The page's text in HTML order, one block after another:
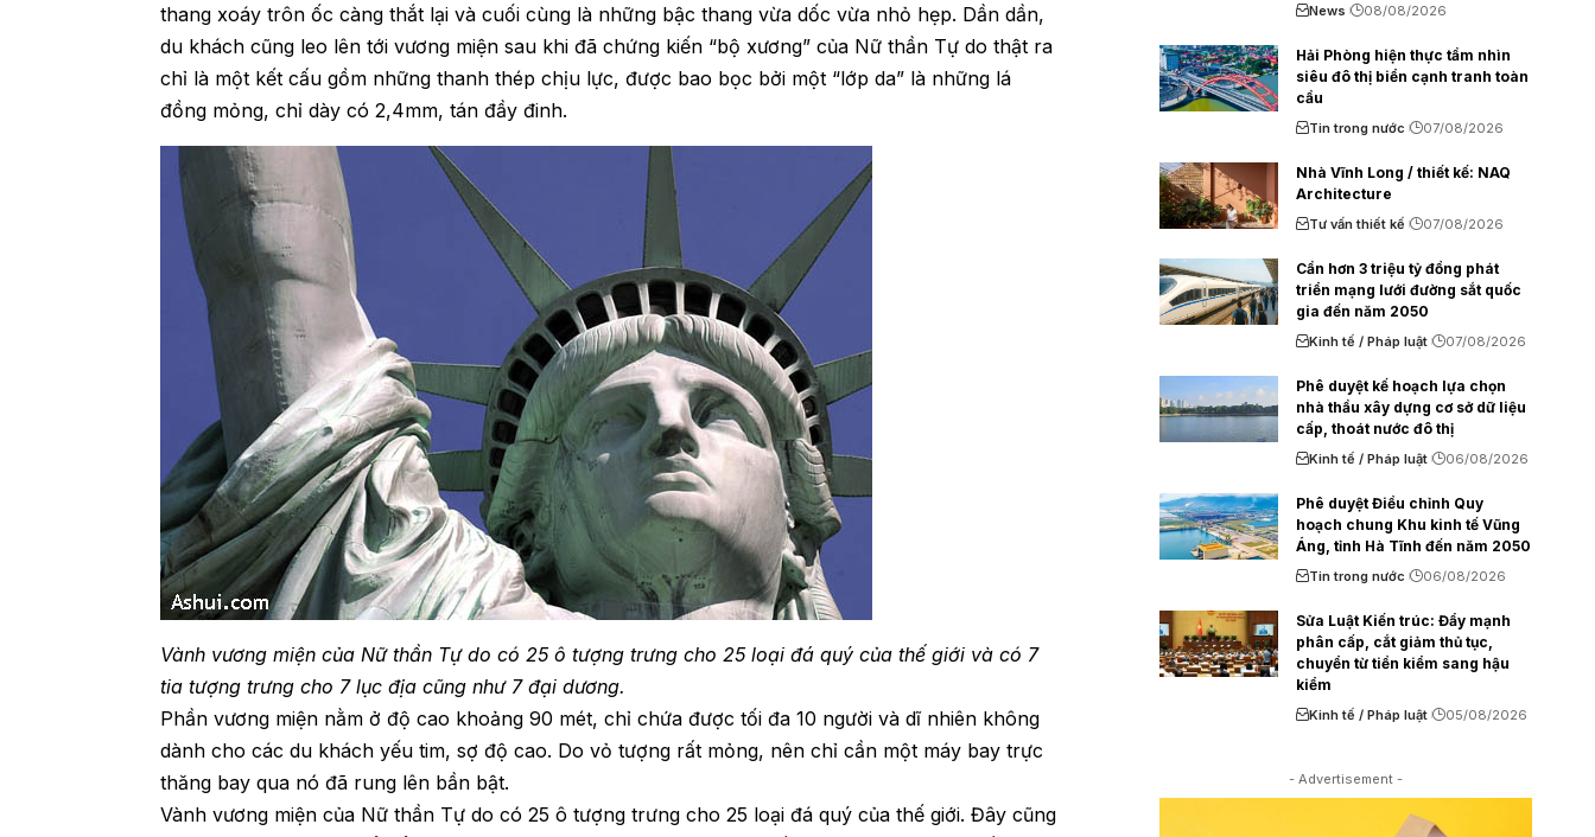
thang xoáy trôn ốc càng thắt lại và cuối cùng là những bậc thang vừa dốc vừa nhỏ hẹp. Dần dần,
du khách cũng leo lên tới vương miện sau khi đã chứng kiến “bộ xương” của Nữ thần Tự do thật ra
chỉ là một kết cấu gồm những thanh thép chịu lực, được bao bọc bởi một “lớp da” là những lá
đồng mỏng, chỉ dày có 2,4mm, tán đầy đinh.
Vành vương miện của Nữ thần Tự do có 25 ô tượng trưng cho 25 loại đá quý của thế giới và có 7
tia tượng trưng cho 7 lục địa cũng như 7 đại dương.
Phần vương miện nằm ở độ cao khoảng 90 mét, chỉ chứa được tối đa 10 người và dĩ nhiên không
dành cho các du khách yếu tim, sợ độ cao. Do vỏ tượng rất mỏng, nên chỉ cần một máy bay trực
thăng bay qua nó đã rung lên bần bật.
Vành vương miện của Nữ thần Tự do có 25 ô tượng trưng cho 25 loại đá quý của thế giới. Đây cũng
News 08/08/2026
Hải Phòng hiện thực tầm nhìn
siêu đô thị biển cạnh tranh toàn
cầu
Tin trong nước 07/08/2026
Nhà Vĩnh Long / thiết kế: NAQ
Architecture
Tư vấn thiết kế 07/08/2026
Cần hơn 3 triệu tỷ đồng phát
triển mạng lưới đường sắt quốc
gia đến năm 2050
Kinh tế / Pháp luật 07/08/2026
Phê duyệt kế hoạch lựa chọn
nhà thầu xây dựng cơ sở dữ liệu
cấp, thoát nước đô thị
Kinh tế / Pháp luật 06/08/2026
Phê duyệt Điều chỉnh Quy
hoạch chung Khu kinh tế Vũng
Áng, tỉnh Hà Tĩnh đến năm 2050
Tin trong nước 06/08/2026
Sửa Luật Kiến trúc: Đẩy mạnh
phân cấp, cắt giảm thủ tục,
chuyển từ tiền kiểm sang hậu
kiểm
Kinh tế / Pháp luật 05/08/2026
- Advertisement -